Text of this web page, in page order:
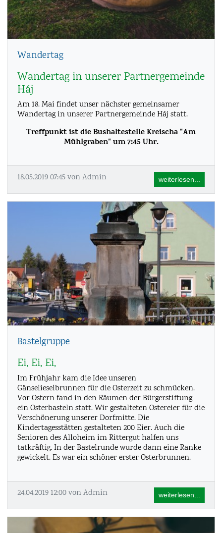
Wandertag
Wandertag in unserer Partnergemeinde
Háj
Am 18. Mai findet unser nächster gemeinsamer
Wandertag in unserer Partnergemeinde Háj statt.
Treffpunkt ist die Bushaltestelle Kreischa "Am
Mühlgraben" um 7:45 Uhr.
18.05.2019 07:45von Admin weiterlesen...
Bastelgruppe
Ei, Ei, Ei,
Im Frühjahr kam die Idee unseren
Gänselieselbrunnen für die Osterzeit zu schmücken.
Vor Ostern fand in den Räumen der Bürgerstiftung
ein Osterbasteln statt. Wir gestalteten Ostereier für die
Verschönerung unserer Dorfmitte. Die
Kindertagesstätten gestalteten 200 Eier. Auch die
Senioren des Alloheim im Rittergut halfen uns
tatkräftig. In der Bastelrunde wurde dann eine Ranke
gewickelt. Es war ein schöner erster Osterbrunnen.
24.04.2019 12:00von Admin weiterlesen...